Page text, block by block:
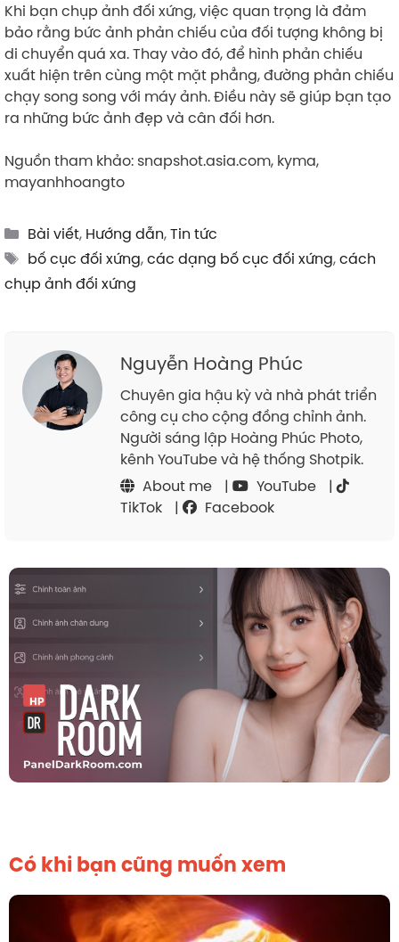
Khi bạn chụp ảnh đối xứng, việc quan trọng là đảm
bảo rằng bức ảnh phản chiếu của đối tượng không bị
di chuyển quá xa. Thay vào đó, để hình phản chiếu
xuất hiện trên cùng một mặt phẳng, đường phản chiếu
chạy song song với máy ảnh. Điều này sẽ giúp bạn tạo
ra những bức ảnh đẹp và cân đối hơn.
Nguồn tham khảo: snapshot.asia.com, kyma,
mayanhhoangto
Categories
Bài viết, Hướng dẫn,Tin tức
Tags
bố cục đối xứng,các dạng bố cục đối xứng,cách
chụp ảnh đối xứng
Nguyễn Hoàng Phúc
Chuyên gia hậu kỳ và nhà phát triển
công cụ cho cộng đồng chỉnh ảnh.
Người sáng lập Hoàng Phúc Photo,
kênh YouTube và hệ thống Shotpik.
About me
| YouTube
|
TikTok
| Facebook
Có khi bạn cũng muốn xem